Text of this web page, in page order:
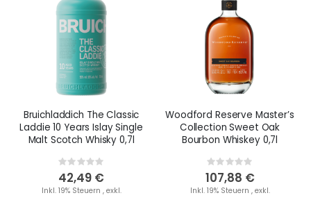
Bruichladdich The Classic
Laddie 10 Years Islay Single
Malt Scotch Whisky 0,7l
Rating:
0%
42,49 €
Inkl. 19% Steuern , exkl.
Woodford Reserve Master’s
Collection Sweet Oak
Bourbon Whiskey 0,7l
Rating:
0%
107,88 €
Inkl. 19% Steuern , exkl.